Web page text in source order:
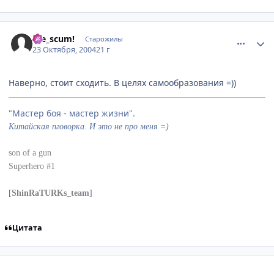
Die_scum! Старожилы
23 Октября, 200421 г
Наверно, стоит сходить. В целях самообразования =))
"Мастер боя - мастер жизни".
Китайская пговорка. И это не про меня =)
son of a gun
Superhero #1
[ShinRaTURKs_team]
Цитата